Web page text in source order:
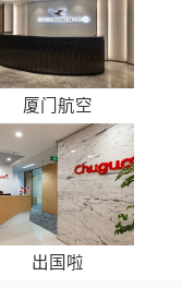
厦门航空
出国啦